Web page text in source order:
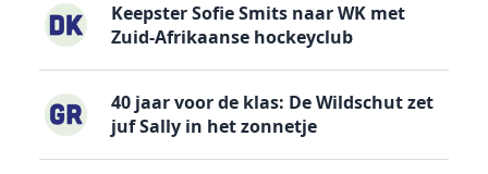
Keepster Sofie Smits naar WK met
Zuid-Afrikaanse hockeyclub
40 jaar voor de klas: De Wildschut zet
juf Sally in het zonnetje